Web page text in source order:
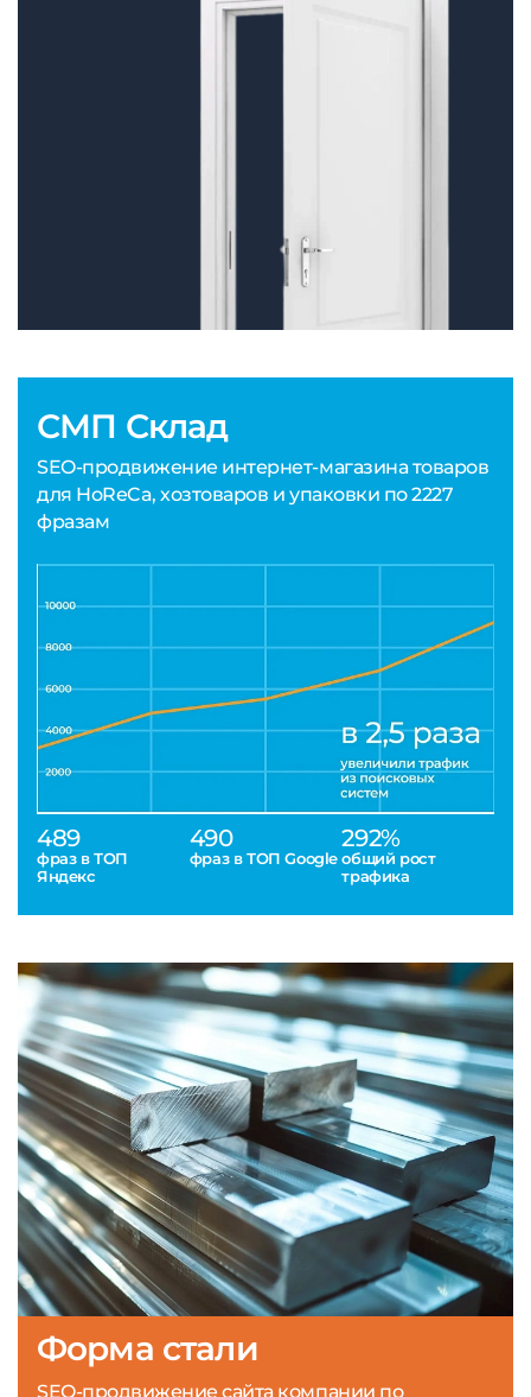
СМП Склад
SEO-продвижение интернет-магазина товаров
для HoReCa, хозтоваров и упаковки по 2227
фразам
489
фраз в ТОП
Яндекс
490
фраз в ТОП Google
292%
общий рост
трафика
Форма стали
SEO-продвижение сайта компании по